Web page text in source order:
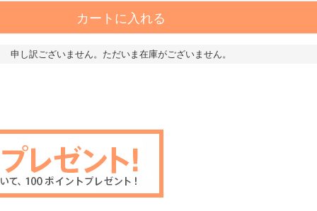
カートに入れる
申し訳ございません。ただいま在庫がございません。